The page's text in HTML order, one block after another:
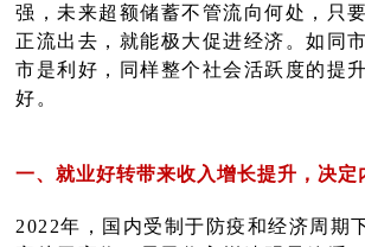
强，未来超额储蓄不管流向何处，只
正流出去，就能极大促进经济。如同
市是利好，同样整个社会活跃度的提
好。
一、就业好转带来收入增长提升，决定
2022年，国内受制于防疫和经济周期